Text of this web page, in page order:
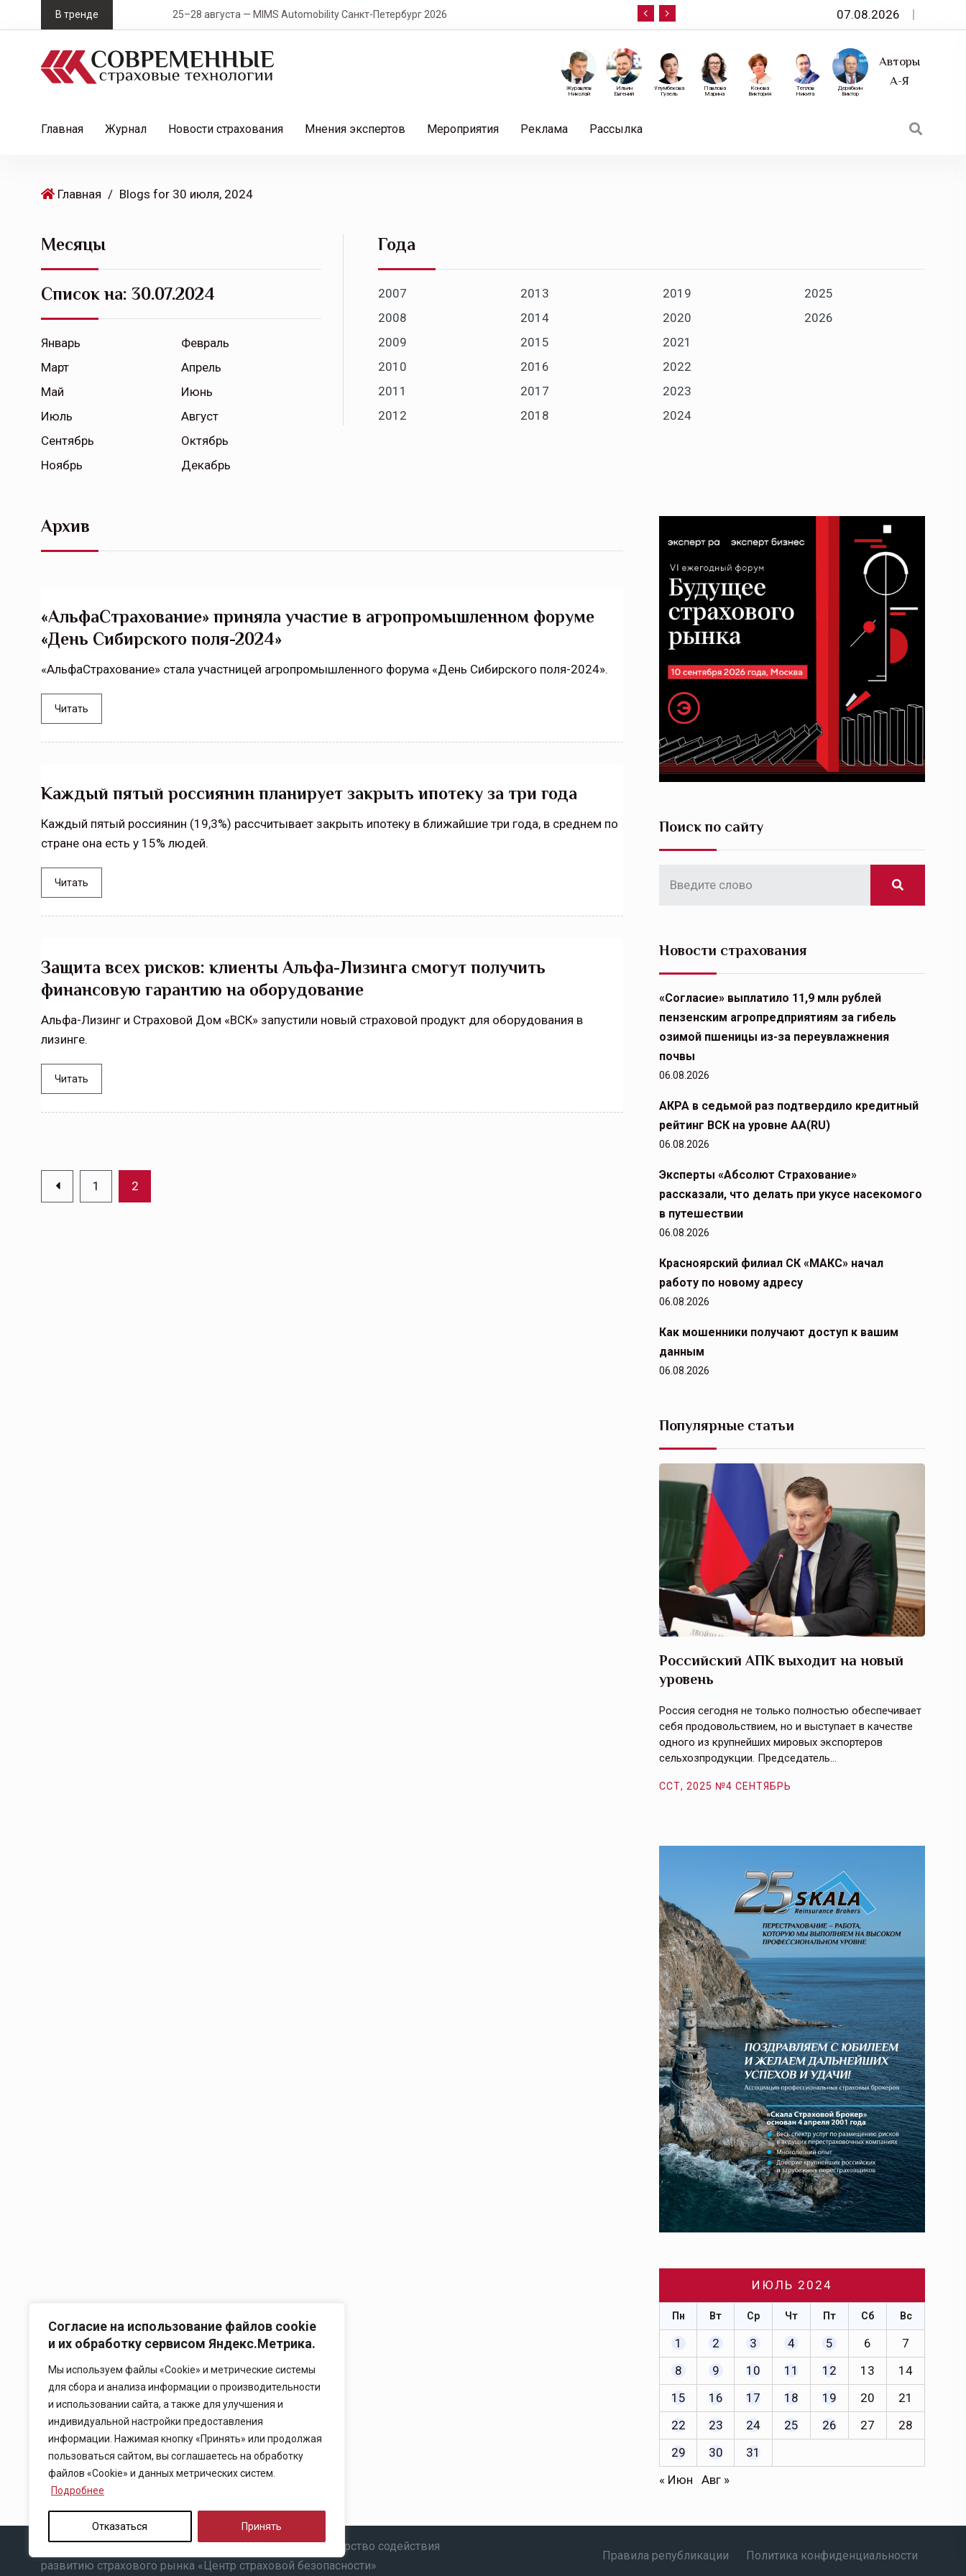
Согласие на использование файлов cookie
и их обработку сервисом Яндекс.Метрика.
Мы используем файлы «Cookie» и метрические системы
для сбора и анализа информации о производительности
и использовании сайта, а также для улучшения и
индивидуальной настройки предоставления
информации. Нажимая кнопку «Принять» или продолжая
пользоваться сайтом, вы соглашаетесь на обработку
файлов «Cookie» и данных метрических систем.
Подробнее
Отказаться Принять
k
В тренде 25–28 августа — MIMS Automobility Санкт-Петербург 2026 10 сентября — «Эксперт РА» приглашает на
07.08.2026
Авторы
А-Я
Дерябкин
Виктор
Теплов
Никита
Конова
Виктория
Павлова
Марина
Улумбекова
Гузель
Ильин
Евгений
Журавлев
Николай
Главная Журнал Новости страхования Мнения экспертов Мероприятия Реклама Рассылка
Главная / Blogs for 30 июля, 2024
Месяцы
Список на: 30.07.2024
Январь
Февраль
Март
Апрель
Май
Июнь
Июль
Август
Сентябрь
Октябрь
Ноябрь
Декабрь
Года
2007
2008
2009
2010
2011
2012
2013
2014
2015
2016
2017
2018
2019
2020
2021
2022
2023
2024
2025
2026
Архив
«АльфаСтрахование» приняла участие в агропромышленном форуме
«День Сибирского поля-2024»
«АльфаСтрахование» стала участницей агропромышленного форума «День Сибирского поля-2024».
Читать
Каждый пятый россиянин планирует закрыть ипотеку за три года
Каждый пятый россиянин (19,3%) рассчитывает закрыть ипотеку в ближайшие три года, в среднем по
стране она есть у 15% людей.
Читать
Защита всех рисков: клиенты Альфа-Лизинга смогут получить
финансовую гарантию на оборудование
Альфа-Лизинг и Страховой Дом «ВСК» запустили новый страховой продукт для оборудования в
лизинге.
Читать
1 2
Поиск по сайту
Новости страхования
«Согласие» выплатило 11,9 млн рублей
пензенским агропредприятиям за гибель
озимой пшеницы из-за переувлажнения
почвы
06.08.2026
АКРА в седьмой раз подтвердило кредитный
рейтинг ВСК на уровне АА(RU)
06.08.2026
Эксперты «Абсолют Страхование»
рассказали, что делать при укусе насекомого
в путешествии
06.08.2026
Красноярский филиал СК «МАКС» начал
работу по новому адресу
06.08.2026
Как мошенники получают доступ к вашим
данным
06.08.2026
Популярные статьи
Российский АПК выходит на новый
уровень
Россия сегодня не только полностью обеспечивает
себя продовольствием, но и выступает в качестве
одного из крупнейших мировых экспортеров
сельхозпродукции. Председатель…
ССТ, 2025 №4 СЕНТЯБРЬ
ИЮЛЬ 2024
Пн Вт Ср Чт Пт Сб Вс
1 2 3 4 5 6
7
8
9 10 11 12 13
14
15
16 17 18 19 20
21
22
23 24 25 26 27
28
29
30
31
« Июн
Авг »
Copyright © 2025 Ассоциация «Некоммерческого партнерство содействия
развитию страхового рынка «Центр страховой безопасности»
Правила републикации Политика конфиденциальности